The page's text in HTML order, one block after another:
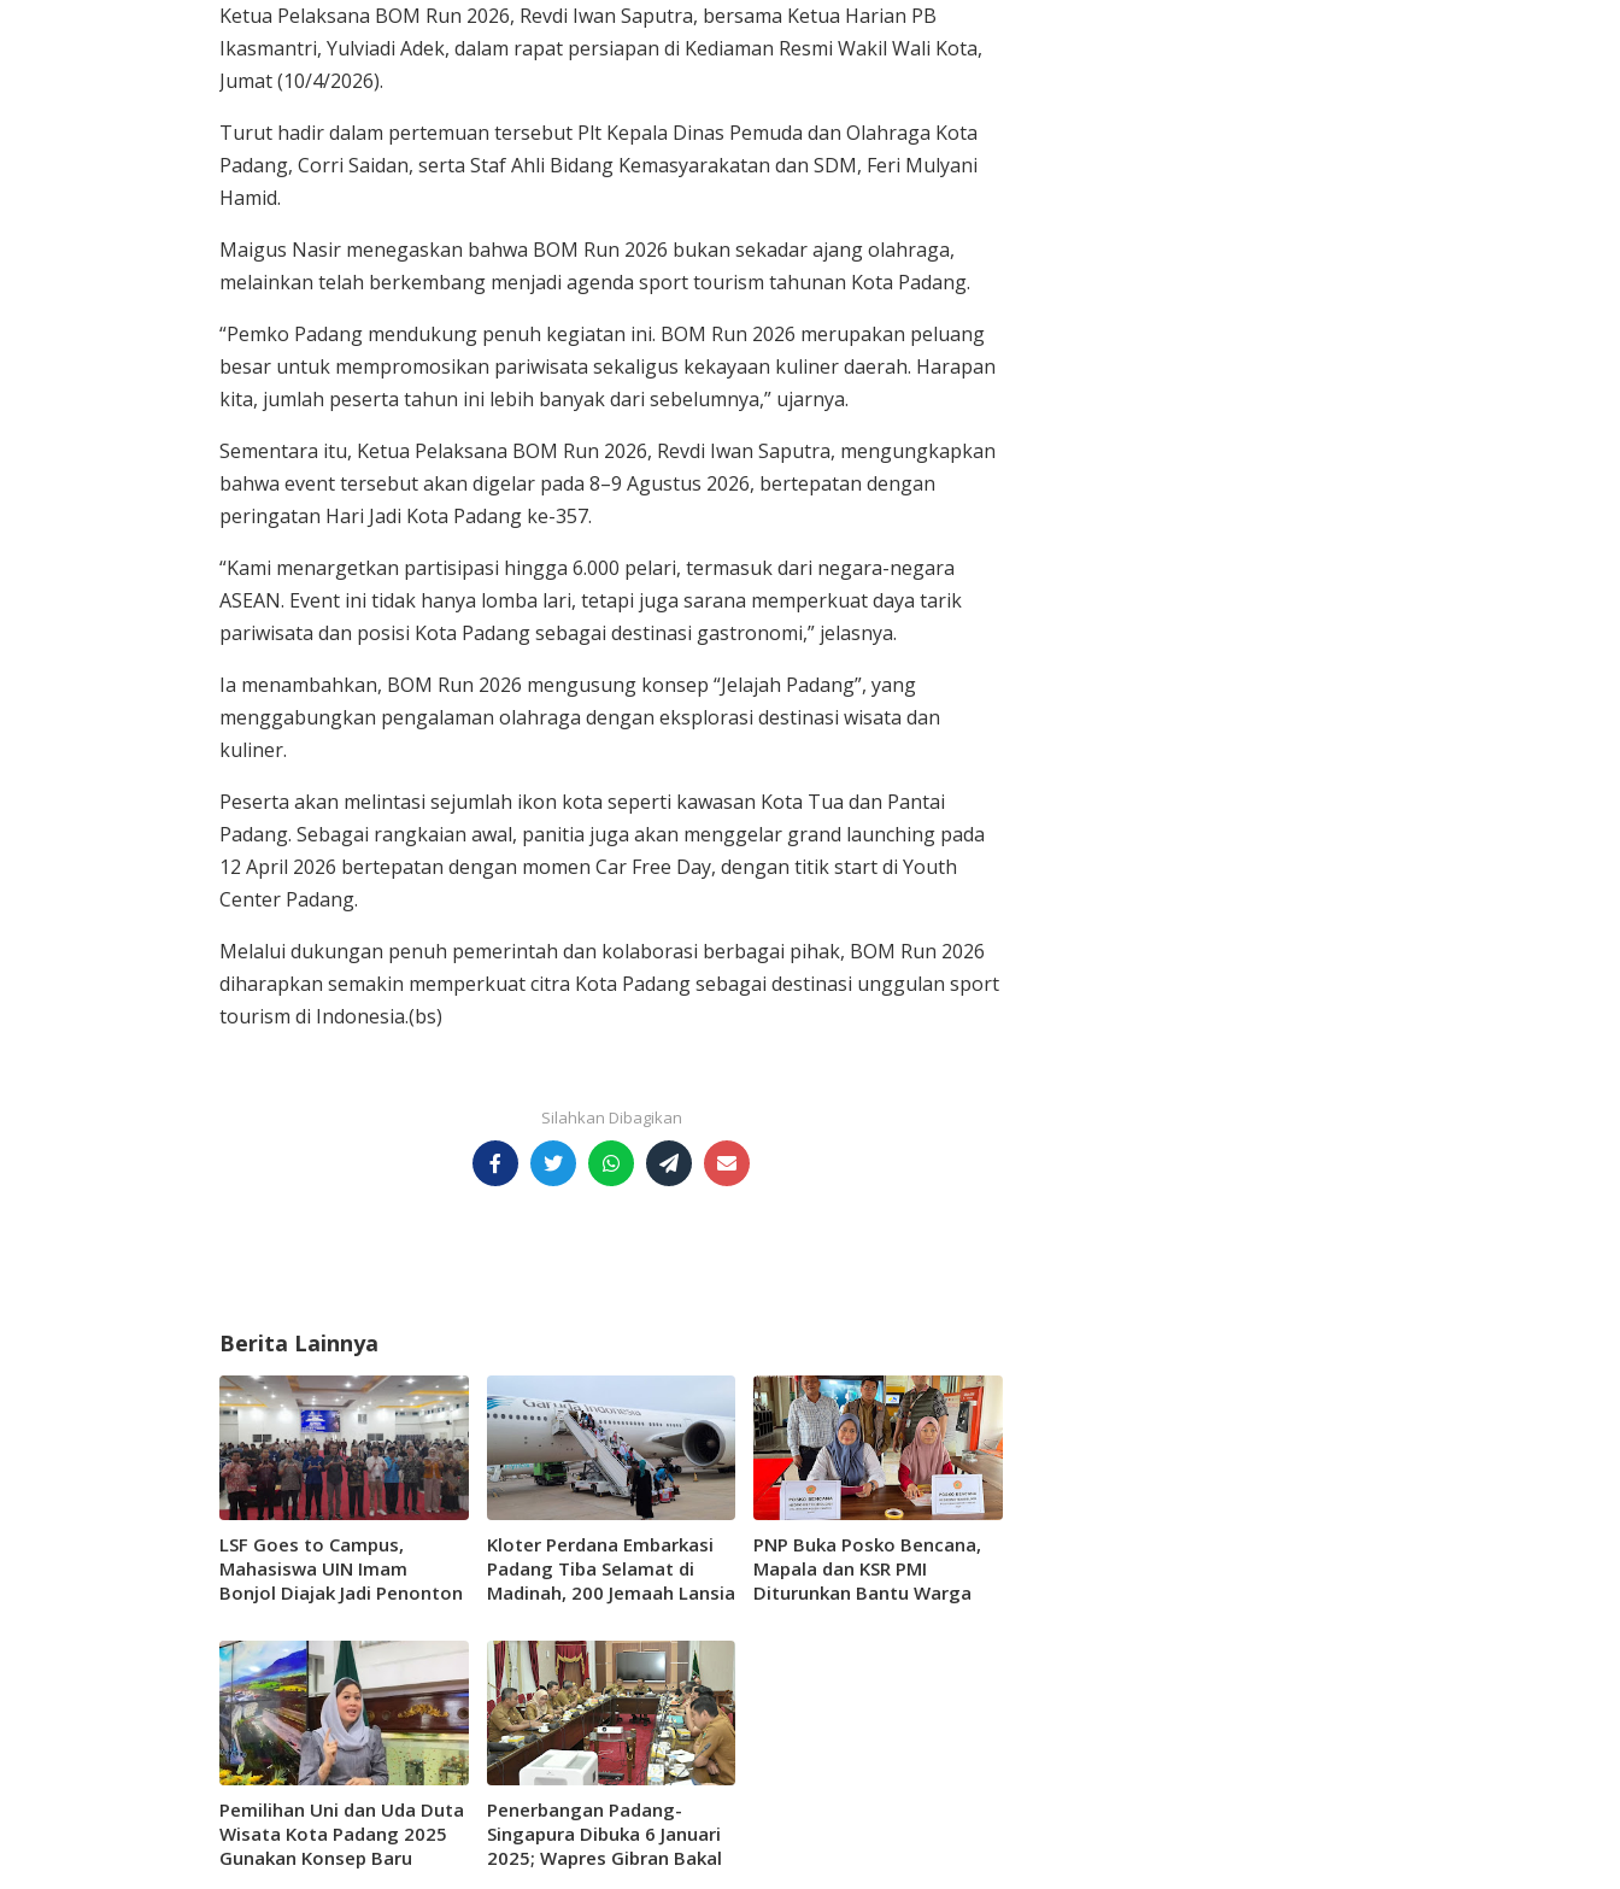
Ketua Pelaksana BOM Run 2026, Revdi Iwan Saputra, bersama Ketua Harian PB
Ikasmantri, Yulviadi Adek, dalam rapat persiapan di Kediaman Resmi Wakil Wali Kota,
Jumat (10/4/2026).
Turut hadir dalam pertemuan tersebut Plt Kepala Dinas Pemuda dan Olahraga Kota
Padang, Corri Saidan, serta Staf Ahli Bidang Kemasyarakatan dan SDM, Feri Mulyani
Hamid.
Maigus Nasir menegaskan bahwa BOM Run 2026 bukan sekadar ajang olahraga,
melainkan telah berkembang menjadi agenda sport tourism tahunan Kota Padang.
“Pemko Padang mendukung penuh kegiatan ini. BOM Run 2026 merupakan peluang
besar untuk mempromosikan pariwisata sekaligus kekayaan kuliner daerah. Harapan
kita, jumlah peserta tahun ini lebih banyak dari sebelumnya,” ujarnya.
Sementara itu, Ketua Pelaksana BOM Run 2026, Revdi Iwan Saputra, mengungkapkan
bahwa event tersebut akan digelar pada 8–9 Agustus 2026, bertepatan dengan
peringatan Hari Jadi Kota Padang ke-357.
“Kami menargetkan partisipasi hingga 6.000 pelari, termasuk dari negara-negara
ASEAN. Event ini tidak hanya lomba lari, tetapi juga sarana memperkuat daya tarik
pariwisata dan posisi Kota Padang sebagai destinasi gastronomi,” jelasnya.
Ia menambahkan, BOM Run 2026 mengusung konsep “Jelajah Padang”, yang
menggabungkan pengalaman olahraga dengan eksplorasi destinasi wisata dan
kuliner.
Peserta akan melintasi sejumlah ikon kota seperti kawasan Kota Tua dan Pantai
Padang. Sebagai rangkaian awal, panitia juga akan menggelar grand launching pada
12 April 2026 bertepatan dengan momen Car Free Day, dengan titik start di Youth
Center Padang.
Melalui dukungan penuh pemerintah dan kolaborasi berbagai pihak, BOM Run 2026
diharapkan semakin memperkuat citra Kota Padang sebagai destinasi unggulan sport
tourism di Indonesia.(bs)
Berita Lainnya
LSF Goes to Campus,
Mahasiswa UIN Imam
Bonjol Diajak Jadi Penonton
Kloter Perdana Embarkasi
Padang Tiba Selamat di
Madinah, 200 Jemaah Lansia
PNP Buka Posko Bencana,
Mapala dan KSR PMI
Diturunkan Bantu Warga
Pemilihan Uni dan Uda Duta
Wisata Kota Padang 2025
Gunakan Konsep Baru
Penerbangan Padang-
Singapura Dibuka 6 Januari
2025; Wapres Gibran Bakal